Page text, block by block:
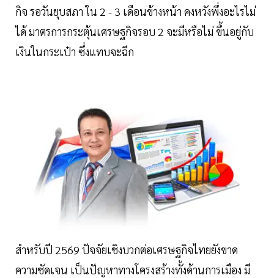
กิจ รอวันยุบสภา ใน 2 - 3 เดือนข้างหน้า คงหวังพึ่งอะไรไม่
ได้ มาตรการกระตุ้นเศรษฐกิจรอบ 2 จะมีหรือไม่ ขึ้นอยู่กับ
เงินในกระเป๋า ซึ่งแทบจะฉีก
สำหรับปี 2569 ปัจจัยเชิงบวกต่อเศรษฐกิจไทยยังขาด
ความชัดเจน เป็นปัญหาทางโครงสร้างทั้งด้านการเมือง มี